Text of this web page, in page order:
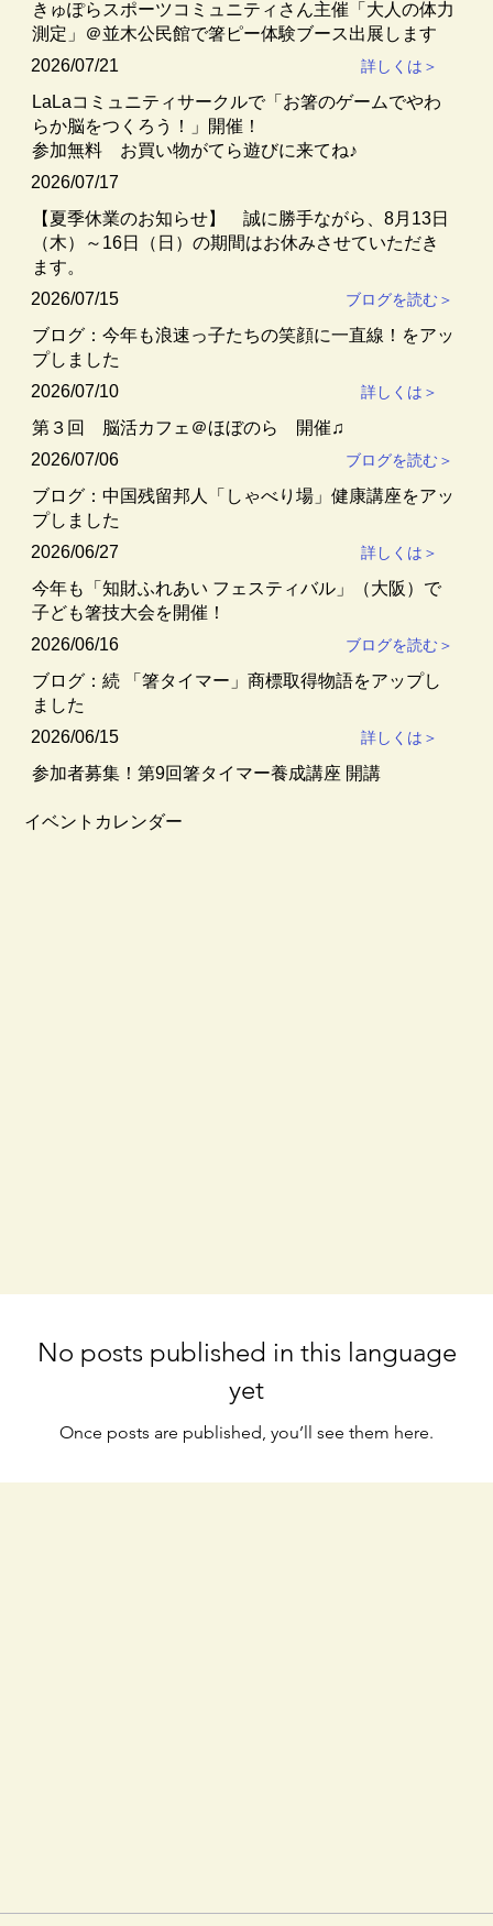
きゅぽらスポーツコミュニティさん主催「大人の体力
測定」＠並木公民館で箸ピー体験ブース出展します
2026/07/21
LaLaコミュニティサークルで「お箸のゲームでやわ
らか脳をつくろう！」開催！
参加無料 お買い物がてら遊びに来てね♪
詳しくは＞
2026/07/17
【夏季休業のお知らせ】 誠に勝手ながら、8月13日
（木）～16日（日）の期間はお休みさせていただき
ます。
2026/07/15
ブログ：今年も浪速っ子たちの笑顔に一直線！をアッ
プしました
ブログを読む＞
2026/07/10
第３回 脳活カフェ＠ほぼのら 開催♫
詳しくは＞
2026/07/06
ブログ：中国残留邦人「しゃべり場」健康講座をアッ
プしました
ブログを読む＞
2026/06/27
今年も「知財ふれあい フェスティバル」（大阪）で
子ども箸技大会を開催！
詳しくは＞
2026/06/16
ブログ：続 「箸タイマー」商標取得物語をアップし
ました
ブログを読む＞
2026/06/15
参加者募集！第9回箸タイマー養成講座 開講
詳しくは＞
​​イベントカレンダー
No posts published in this language
yet
Once posts are published, you’ll see them here.